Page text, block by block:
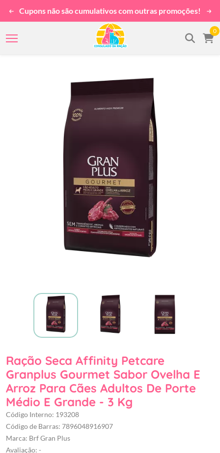
Cupons não são cumulativos com outras promoções!
0
Ração Seca Affinity Petcare
Granplus Gourmet Sabor Ovelha E
Arroz Para Cães Adultos De Porte
Médio E Grande - 3 Kg
Código Interno: 193208
Código de Barras: 7896048916907
Marca: Brf Gran Plus
Avaliação: -